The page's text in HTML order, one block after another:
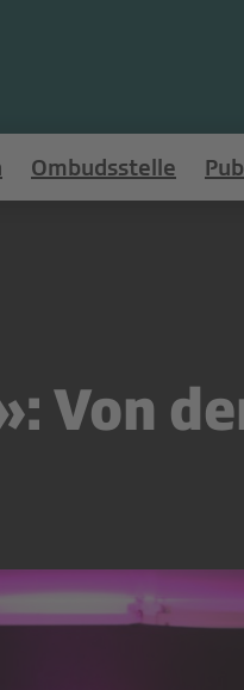
Ombudsstelle
Von